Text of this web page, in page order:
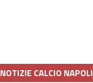
NOTIZIE CALCIO NAPOLI